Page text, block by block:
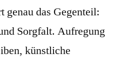
genau das Gegenteil:
Sorgfalt. Aufregung
künstliche